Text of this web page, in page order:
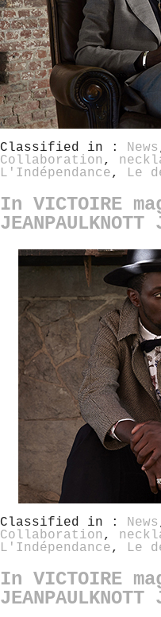
Classified in : News
Collaboration ,
L'Indépendance, Le
In VICTOIRE
Classified in : News
Collaboration ,
L'Indépendance, Le
In VICTOIRE